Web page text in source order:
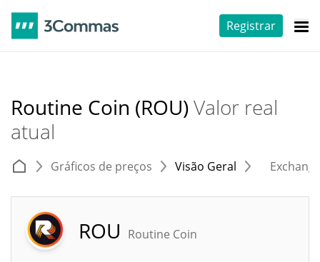
Registrar
Routine Coin (ROU)Valor real
atual
Gráficos de preços Visão Geral
ROU Routine Coin